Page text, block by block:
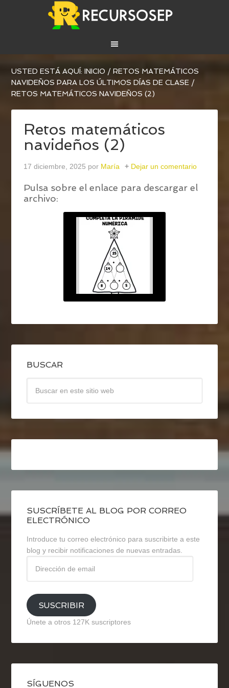
USTED ESTÁ AQUÍ:INICIO / RETOS MATEMÁTICOS
NAVIDEÑOS PARA LOS ÚLTIMOS DÍAS DE CLASE /
RETOS MATEMÁTICOS NAVIDEÑOS (2)
Retos matemáticos
navideños (2)
17 diciembre, 2025 por María Dejar un comentario
Pulsa sobre el enlace para descargar el
archivo:
BUSCAR
SUSCRÍBETE AL BLOG POR CORREO
ELECTRÓNICO
Introduce tu correo electrónico para suscribirte a este
blog y recibir notificaciones de nuevas entradas.
email
SUSCRIBIR
Únete a otros 127K suscriptores
SÍGUENOS